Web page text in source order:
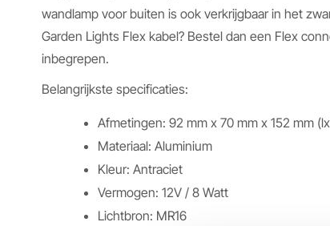
wandlamp voor buiten is ook verkrijgbaar in het
Garden Lights Flex kabel? Bestel dan een Flex
inbegrepen.
Belangrijkste specificaties:
Afmetingen: 92 mm x 70 mm x 152 mm
Materiaal: Aluminium
Kleur: Antraciet
Vermogen: 12V / 8 Watt
Lichtbron: MR16